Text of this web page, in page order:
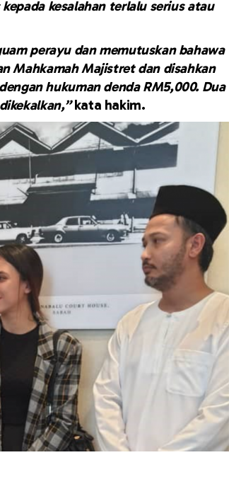
kesalahan terlalu serius atau
perayu dan memutuskan bahawa
Mahkamah Majistret dan disahkan
hukuman denda RM5,000. Dua
kata hakim.